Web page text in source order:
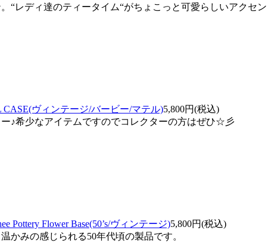
“レディ達のティータイム“がちょこっと可愛らしいアクセ
ヴィンテージ/バービー/マテル)5,800円(税込)
♪希少なアイテムですのでコレクターの方はぜひ☆彡
Pottery Flower Base(50’s/ヴィンテージ)5,800円(税込)
みの感じられる50年代頃の製品です。